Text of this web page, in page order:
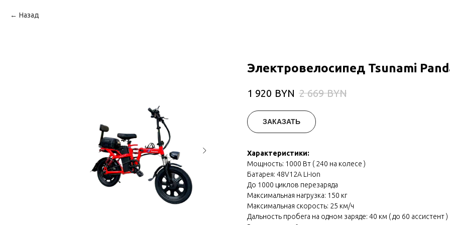
Назад
Электровелосипед Tsunami
1 920 BYN 2 669 BYN
ЗАКАЗАТЬ
Характеристики:
Мощность: 1000 Вт ( 240 на колесе )
Батарея: 48V12A Li-ion
До 1000 циклов перезаряда
Максимальная нагрузка: 150 кг
Максимальная скорость: 25 км/ч
Дальность пробега на одном заряде: 40 км ( до 60 ассистент )